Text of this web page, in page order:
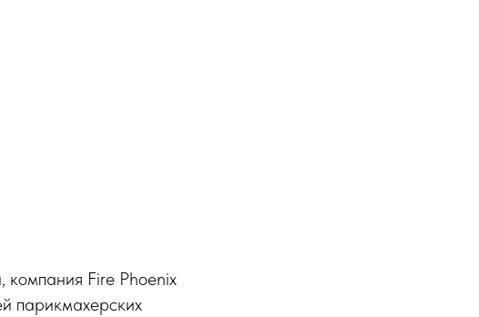
Fire Phoenix
парикмахерских